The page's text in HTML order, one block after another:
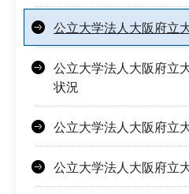
公立大学法人大阪府立
公立大学法人大阪府立
状況
公立大学法人大阪府立
公立大学法人大阪府立